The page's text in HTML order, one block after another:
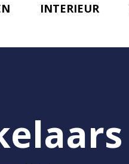
INTERIEUR